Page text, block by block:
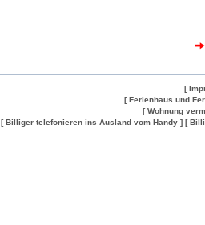
[
[ Ferienhaus und
[ Wohnung
[ Billiger telefonieren ins Ausland vom Handy ] [